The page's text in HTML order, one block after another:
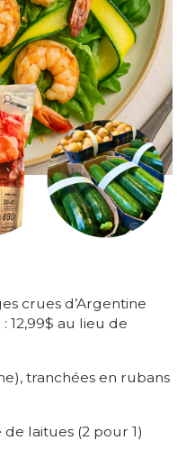
crues d’Argentine
12,99$ au lieu de
tranchées en rubans
laitues (2 pour 1)